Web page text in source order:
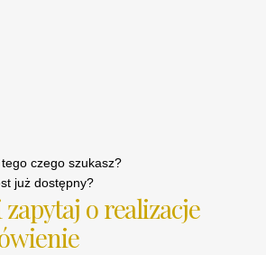
tego czego szukasz?
już dostępny?
zapytaj o realizacje